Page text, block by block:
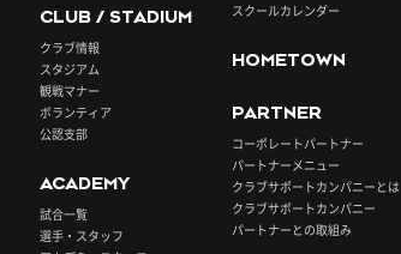
CLUB / STADIUM
クラブ情報
スタジアム
観戦マナー
ボランティア
公認支部
ACADEMY
試合一覧
選手・スタッフ
スクールカレンダー
HOMETOWN
PARTNER
コーポレートパートナー
パートナーメニュー
クラブサポートカンパニーとは
クラブサポートカンパニー
パートナーとの取組み